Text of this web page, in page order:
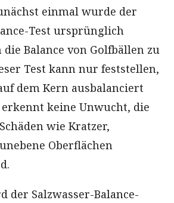
einmal wurde der
Test ursprünglich
Balance von Golfbällen zu
Test kann nur feststellen,
dem Kern ausbalanciert
erkennt keine Unwucht, die
wie Kratzer,
Oberflächen
der Salzwasser-Balance-